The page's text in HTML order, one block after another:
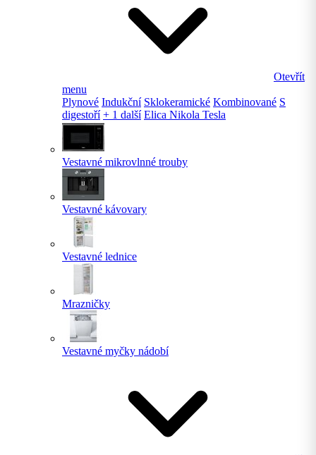
Otevřít
menu
Plynové Indukční Sklokeramické Kombinované S
digestoří + 1 další Elica Nikola Tesla
Vestavné mikrovlnné trouby
Vestavné kávovary
Vestavné lednice
Mrazničky
Vestavné myčky nádobí